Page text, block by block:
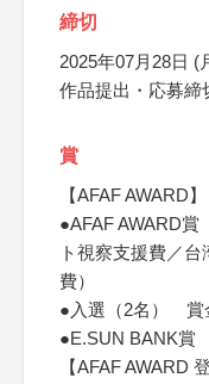
締切
2025年07月28日 (
作品提出・応募締
賞
【AFAF AWARD】
●AFAF AWARD
ト視察支援費／
費）
●入選（2名） 賞
●E.SUN BANK賞
【AFAF AWARD